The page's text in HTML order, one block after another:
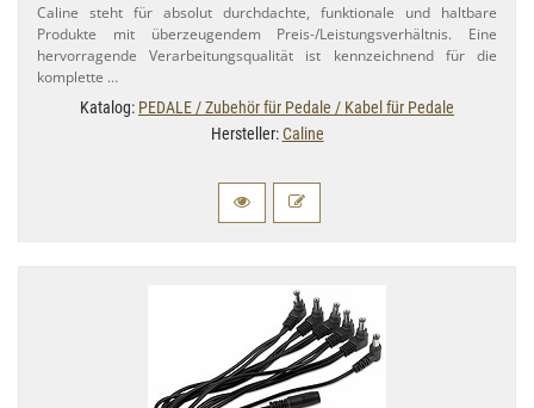
Caline steht für absolut durchdachte, funktionale und haltbare
Produkte mit überzeugendem Preis-​/Leistungsverhältnis. Eine
hervorragende Verarbeitungsqualität ist kennzeichnend für die
komplette …
Katalog: PEDALE / Zubehör für Pedale / Kabel für Pedale
Hersteller:Caline